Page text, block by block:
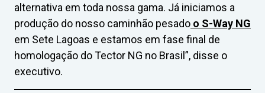
alternativa em toda nossa gama. Já iniciamos a
produção do nosso caminhão pesado o S-Way NG
em Sete Lagoas e estamos em fase final de
homologação do Tector NG no Brasil”, disse o
executivo.